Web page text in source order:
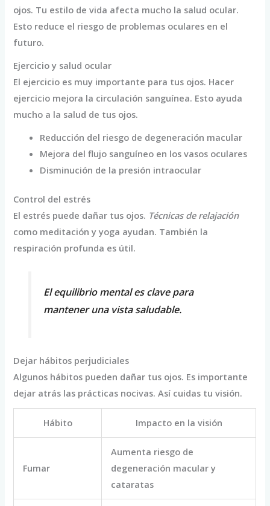
ojos. Tu estilo de vida afecta mucho la salud ocular.
Esto reduce el riesgo de problemas oculares en el
futuro.
Ejercicio y salud ocular
El ejercicio es muy importante para tus ojos. Hacer
ejercicio mejora la circulación sanguínea. Esto ayuda
mucho a la salud de tus ojos.
Reducción del riesgo de degeneración macular
Mejora del flujo sanguíneo en los vasos oculares
Disminución de la presión intraocular
Control del estrés
El estrés puede dañar tus ojos. Técnicas de relajación
como meditación y yoga ayudan. También la
respiración profunda es útil.
El equilibrio mental es clave para
mantener una vista saludable.
Dejar hábitos perjudiciales
Algunos hábitos pueden dañar tus ojos. Es importante
dejar atrás las prácticas nocivas. Así cuidas tu visión.
Hábito Impacto en la visión
Fumar
Aumenta riesgo de
degeneración macular y
cataratas